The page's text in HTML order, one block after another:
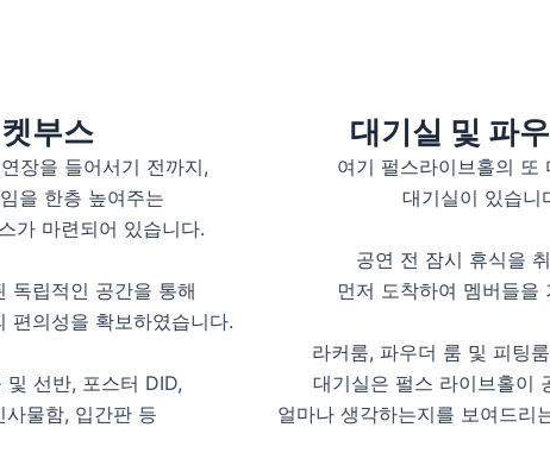
부스
장을 들어서기 전까지,
을 한층 높여주는
가 마련되어 있습니다.
독립적인 공간을 통해
편의성을 확보하였습니다.
및 선반, 포스터 DID,
사물함, 입간판 등
대기실 및 파
여기 펄스라이브홀의 또
대기실이 있습니
공연 전 잠시 휴식을
먼저 도착하여 멤버들을
라커룸, 파우더 룸 및 피팅
대기실은 펄스 라이브홀이
얼마나 생각하는지를 보여드리